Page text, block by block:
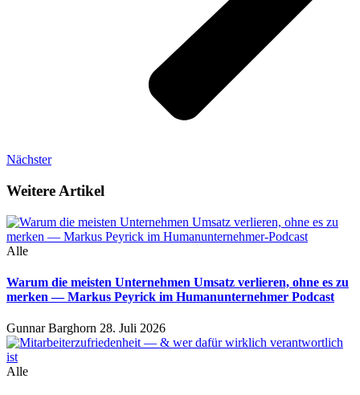
Nächster
Weitere Artikel
Alle
Warum die meisten Unternehmen Umsatz verlieren, ohne es zu
merken — Markus Peyrick im Humanunternehmer Podcast
Gunnar Barghorn 28. Juli 2026
Alle